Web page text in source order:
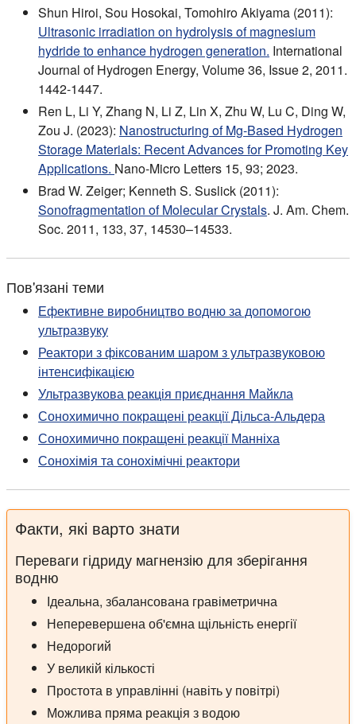
Shun Hiroi, Sou Hosokai, Tomohiro Akiyama (2011):
Ultrasonic irradiation on hydrolysis of magnesium
hydride to enhance hydrogen generation. International
Journal of Hydrogen Energy, Volume 36, Issue 2, 2011.
1442-1447.
Ren L, Li Y, Zhang N, Li Z, Lin X, Zhu W, Lu C, Ding W,
Zou J. (2023): Nanostructuring of Mg-Based Hydrogen
Storage Materials: Recent Advances for Promoting Key
Applications. Nano-Micro Letters 15, 93; 2023.
Brad W. Zeiger; Kenneth S. Suslick (2011):
Sonofragmentation of Molecular Crystals. J. Am. Chem.
Soc. 2011, 133, 37, 14530–14533.
Пов'язані теми
Ефективне виробництво водню за допомогою
ультразвуку
Реактори з фіксованим шаром з ультразвуковою
інтенсифікацією
Ультразвукова реакція приєднання Майкла
Сонохимично покращені реакції Дільса-Альдера
Сонохимично покращені реакції Манніха
Сонохімія та сонохімічні реактори
Факти, які варто знати
Переваги гідриду магнензію для зберігання
водню
Ідеальна, збалансована гравіметрична
Неперевершена об'ємна щільність енергії
Недорогий
У великій кількості
Простота в управлінні (навіть у повітрі)
Можлива пряма реакція з водою